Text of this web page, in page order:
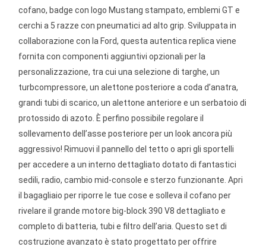
cofano, badge con logo Mustang stampato, emblemi GT e
cerchi a 5 razze con pneumatici ad alto grip. Sviluppata in
collaborazione con la Ford, questa autentica replica viene
fornita con componenti aggiuntivi opzionali per la
personalizzazione, tra cui una selezione di targhe, un
turbcompressore, un alettone posteriore a coda d’anatra,
grandi tubi di scarico, un alettone anteriore e un serbatoio di
protossido di azoto. È perfino possibile regolare il
sollevamento dell’asse posteriore per un look ancora più
aggressivo! Rimuovi il pannello del tetto o apri gli sportelli
per accedere a un interno dettagliato dotato di fantastici
sedili, radio, cambio mid-console e sterzo funzionante. Apri
il bagagliaio per riporre le tue cose e solleva il cofano per
rivelare il grande motore big-block 390 V8 dettagliato e
completo di batteria, tubi e filtro dell’aria. Questo set di
costruzione avanzato è stato progettato per offrire